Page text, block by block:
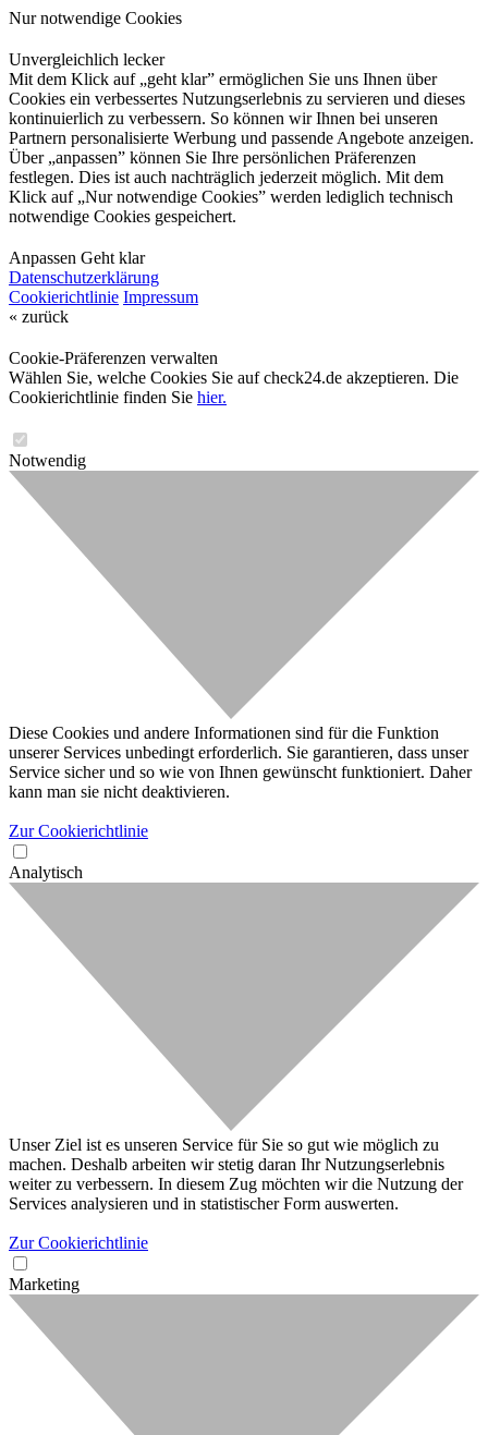
Nur notwendige Cookies
Unvergleichlich lecker
Mit dem Klick auf „geht klar” ermöglichen Sie uns Ihnen über
Cookies ein verbessertes Nutzungserlebnis zu servieren und dieses
kontinuierlich zu verbessern. So können wir Ihnen bei unseren
Partnern personalisierte Werbung und passende Angebote anzeigen.
Über „anpassen” können Sie Ihre persönlichen Präferenzen
festlegen. Dies ist auch nachträglich jederzeit möglich. Mit dem
Klick auf „Nur notwendige Cookies” werden lediglich technisch
notwendige Cookies gespeichert.
Anpassen Geht klar
Datenschutzerklärung
Cookierichtlinie Impressum
« zurück
Cookie-Präferenzen verwalten
Wählen Sie, welche Cookies Sie auf check24.de akzeptieren. Die
Cookierichtlinie finden Sie hier.
Notwendig
Diese Cookies und andere Informationen sind für die Funktion
unserer Services unbedingt erforderlich. Sie garantieren, dass unser
Service sicher und so wie von Ihnen gewünscht funktioniert. Daher
kann man sie nicht deaktivieren.
Zur Cookierichtlinie
Analytisch
Unser Ziel ist es unseren Service für Sie so gut wie möglich zu
machen. Deshalb arbeiten wir stetig daran Ihr Nutzungserlebnis
weiter zu verbessern. In diesem Zug möchten wir die Nutzung der
Services analysieren und in statistischer Form auswerten.
Zur Cookierichtlinie
Marketing